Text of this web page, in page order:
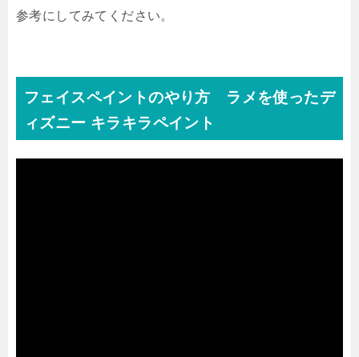
参考にしてみてください。
フェイスペイントのやり方 ラメを使ったデ
ィズニー キラキラペイント